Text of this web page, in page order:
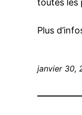
toutes les
Plus
janvier 30,